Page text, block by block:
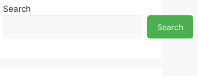
Search
Search